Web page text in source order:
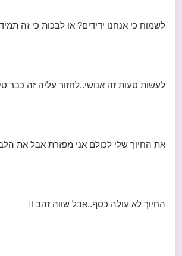
לשמוח כי אנחנו ידידים? או לבכות כי זה
לעשות טעות זה אנושי..לחזור עליה זה כבר
את החיוך שלי לכולם אני מפזרת אבל את
החיוך לא עולה כסף..אבל שווה זהב 